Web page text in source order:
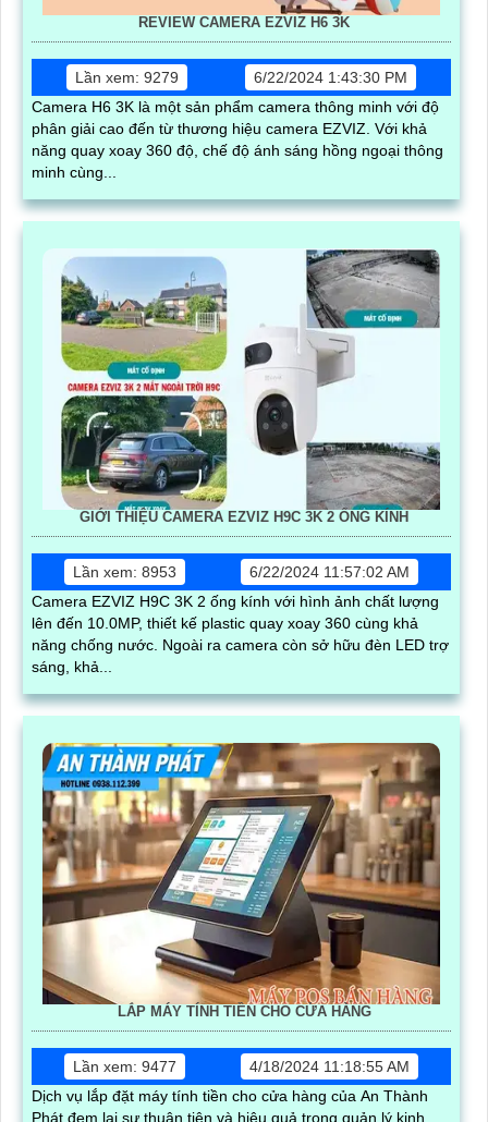
REVIEW CAMERA EZVIZ H6 3K
Lần xem: 9279
6/22/2024 1:43:30 PM
Camera H6 3K là một sản phẩm camera thông minh với độ
phân giải cao đến từ thương hiệu camera EZVIZ. Với khả
năng quay xoay 360 độ, chế độ ánh sáng hồng ngoại thông
minh cùng...
GIỚI THIỆU CAMERA EZVIZ H9C 3K 2 ỐNG KÍNH
Lần xem: 8953
6/22/2024 11:57:02 AM
Camera EZVIZ H9C 3K 2 ống kính với hình ảnh chất lượng
lên đến 10.0MP, thiết kế plastic quay xoay 360 cùng khả
năng chống nước. Ngoài ra camera còn sở hữu đèn LED trợ
sáng, khả...
LẮP MÁY TÍNH TIỀN CHO CỬA HÀNG
Lần xem: 9477
4/18/2024 11:18:55 AM
Dịch vụ lắp đặt máy tính tiền cho cửa hàng của An Thành
Phát đem lại sự thuận tiện và hiệu quả trong quản lý kinh